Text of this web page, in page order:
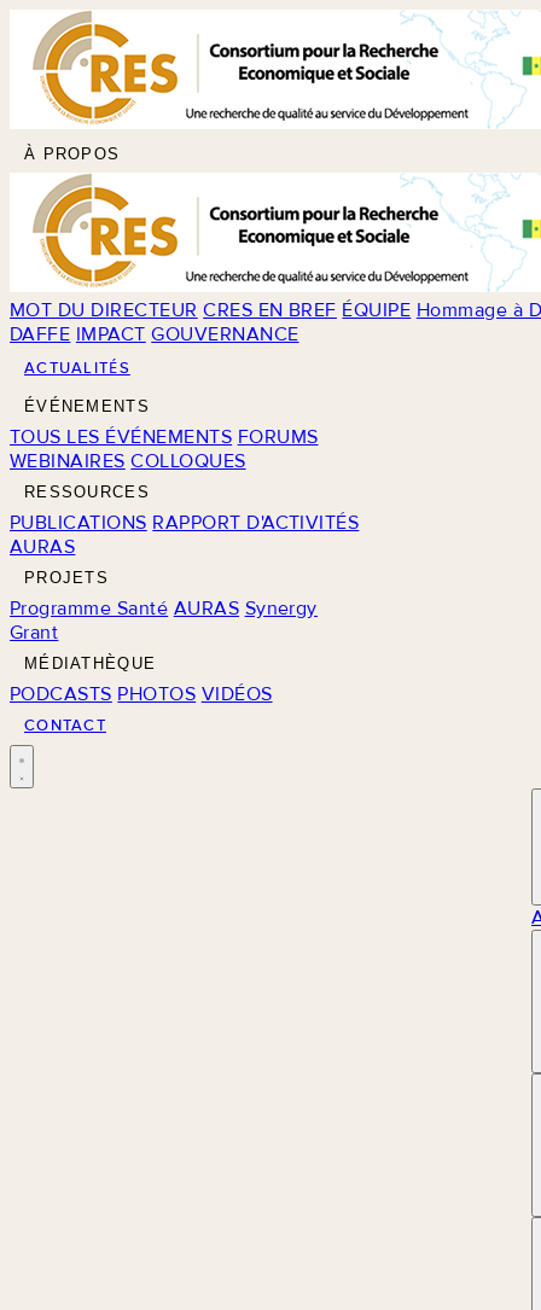
À PROPOS
MOT DU DIRECTEUR CRES EN BREF ÉQUIPE Hommage à
DAFFE IMPACT GOUVERNANCE
ACTUALITÉS
ÉVÉNEMENTS
TOUS LES ÉVÉNEMENTS FORUMS
WEBINAIRES COLLOQUES
RESSOURCES
PUBLICATIONS RAPPORT D'ACTIVITÉS
AURAS
PROJETS
Programme Santé AURAS Synergy
Grant
MÉDIATHÈQUE
PODCASTS PHOTOS VIDÉOS
CONTACT